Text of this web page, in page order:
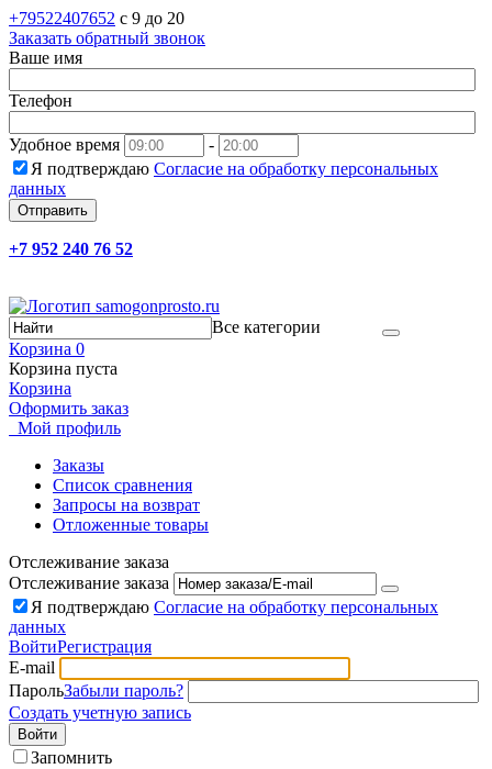
+79522407652 c 9 до 20
Заказать обратный звонок
Ваше имя
Телефон
Удобное время
-
Я подтверждаю Согласие на обработку персональных
данных
Отправить
+7 952 240 76 52
Все категории
Корзина 0
Корзина пуста
Корзина
Оформить заказ
Мой профиль
Заказы
Список сравнения
Запросы на возврат
Отложенные товары
Отслеживание заказа
Отслеживание заказа
Я подтверждаю Согласие на обработку персональных
данных
ВойтиРегистрация
E-mail
ПарольЗабыли пароль?
Создать учетную запись
Войти
Запомнить